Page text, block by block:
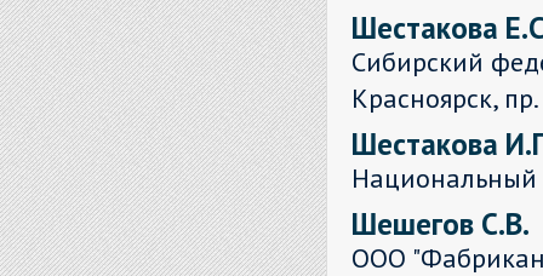
Шестакова
Сибирский
Красноярск,
Шестакова
Национальный
Шешегов С.В.
ООО